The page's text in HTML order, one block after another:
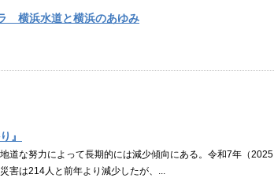
横浜水道と横浜のあゆみ
』
道な努力によって長期的には減少傾向にある。令和7年（2025
害は214人と前年より減少したが、...